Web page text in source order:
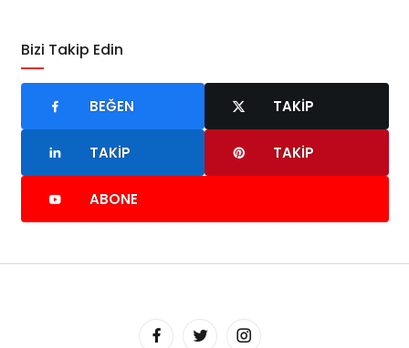
Bizi Takip Edin
BEĞEN TAKIP
TAKIP TAKIP
ABONE